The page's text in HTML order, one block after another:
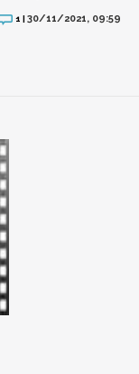
1 | 30/11/2021, 09:59